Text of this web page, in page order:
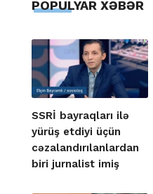
POPULYAR XƏBƏR
SSRİ bayraqları ilə
yürüş etdiyi üçün
cəzalandırılanlardan
biri jurnalist imiş